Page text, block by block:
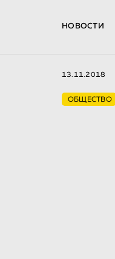
НОВОСТИ
13.11.2018
ОБЩЕСТВО